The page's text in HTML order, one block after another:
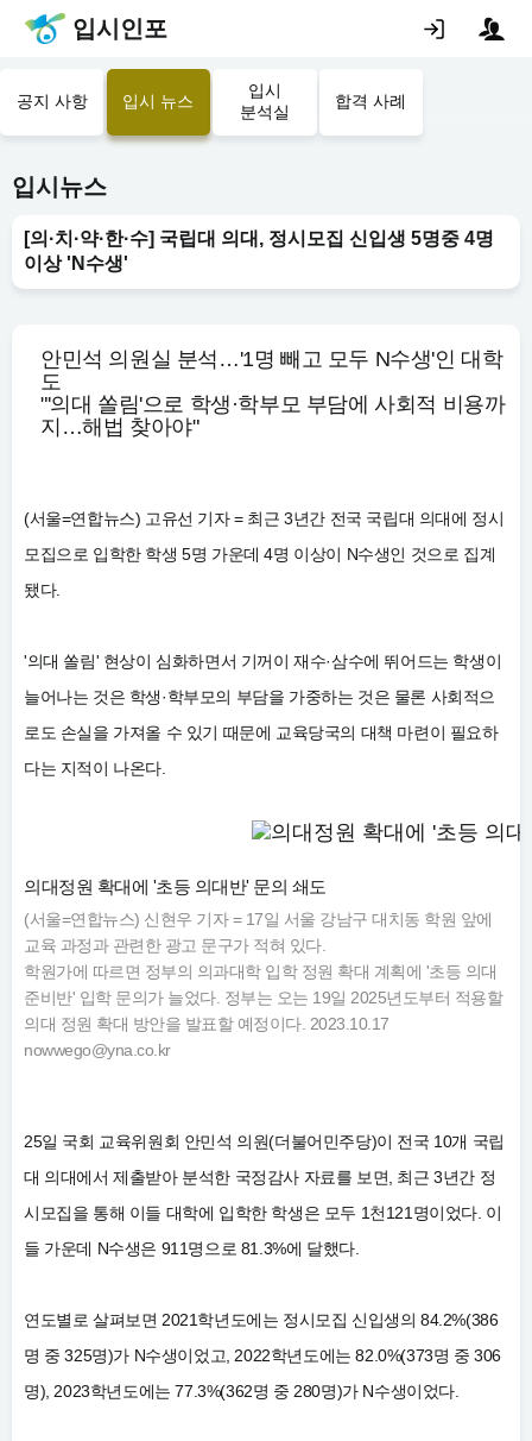
입시인포
공지 사항 입시 뉴스
입시
분석실
합격 사례
입시뉴스
[의·치·약·한·수] 국립대 의대, 정시모집 신입생 5명중 4명
이상 'N수생'
안민석 의원실 분석…'1명 빼고 모두 N수생'인 대학
도
"'의대 쏠림'으로 학생·학부모 부담에 사회적 비용까
지…해법 찾아야"
(서울=연합뉴스) 고유선 기자 = 최근 3년간 전국 국립대 의대에 정시
모집으로 입학한 학생 5명 가운데 4명 이상이 N수생인 것으로 집계
됐다.
'의대 쏠림' 현상이 심화하면서 기꺼이 재수·삼수에 뛰어드는 학생이
늘어나는 것은 학생·학부모의 부담을 가중하는 것은 물론 사회적으
로도 손실을 가져올 수 있기 때문에 교육당국의 대책 마련이 필요하
다는 지적이 나온다.
의대정원 확대에 '초등 의대반' 문의 쇄도
(서울=연합뉴스) 신현우 기자 = 17일 서울 강남구 대치동 학원 앞에
교육 과정과 관련한 광고 문구가 적혀 있다.
학원가에 따르면 정부의 의과대학 입학 정원 확대 계획에 '초등 의대
준비반' 입학 문의가 늘었다. 정부는 오는 19일 2025년도부터 적용할
의대 정원 확대 방안을 발표할 예정이다. 2023.10.17
nowwego@yna.co.kr
25일 국회 교육위원회 안민석 의원(더불어민주당)이 전국 10개 국립
대 의대에서 제출받아 분석한 국정감사 자료를 보면, 최근 3년간 정
시모집을 통해 이들 대학에 입학한 학생은 모두 1천121명이었다. 이
들 가운데 N수생은 911명으로 81.3%에 달했다.
연도별로 살펴보면 2021학년도에는 정시모집 신입생의 84.2%(386
명 중 325명)가 N수생이었고, 2022학년도에는 82.0%(373명 중 306
명), 2023학년도에는 77.3%(362명 중 280명)가 N수생이었다.